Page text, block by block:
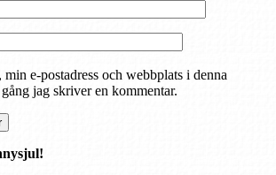
min e-postadress och webbplats i denna
jag skriver en kommentar.